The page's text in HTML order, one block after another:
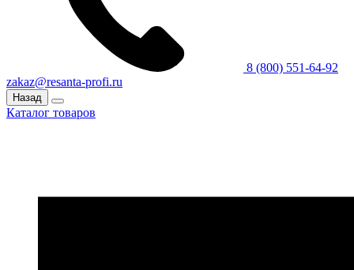
8 (800) 551-64-92
zakaz@resanta-profi.ru
Назад
Каталог товаров